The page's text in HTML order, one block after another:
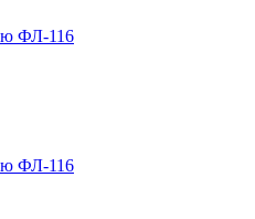
ФЛ-116
ФЛ-116